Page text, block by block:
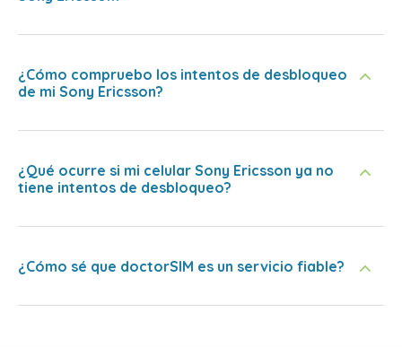
¿Cómo compruebo los intentos de desbloqueo
de mi Sony Ericsson?
¿Qué ocurre si mi celular Sony Ericsson ya no
tiene intentos de desbloqueo?
¿Cómo sé que doctorSIM es un servicio fiable?